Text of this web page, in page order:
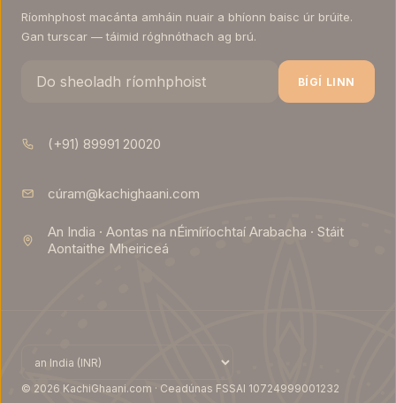
Ríomhphost macánta amháin nuair a bhíonn baisc úr brúite.
Gan turscar — táimid róghnóthach ag brú.
BÍGÍ LINN
(+91) 89991 20020
cúram@kachighaani.com
An India · Aontas na nÉimíríochtaí Arabacha · Stáit
Aontaithe Mheiriceá
© 2026 KachiGhaani.com · Ceadúnas FSSAI 10724999001232
Méideanna
lódáil…